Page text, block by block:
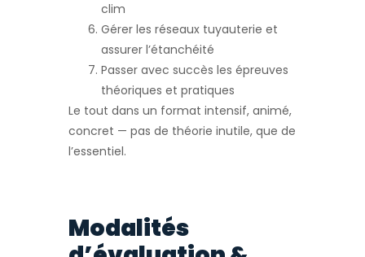
clim
Gérer les réseaux tuyauterie et
assurer l’étanchéité
Passer avec succès les épreuves
théoriques et pratiques
Le tout dans un format intensif, animé,
concret — pas de théorie inutile, que de
l’essentiel.
Modalités